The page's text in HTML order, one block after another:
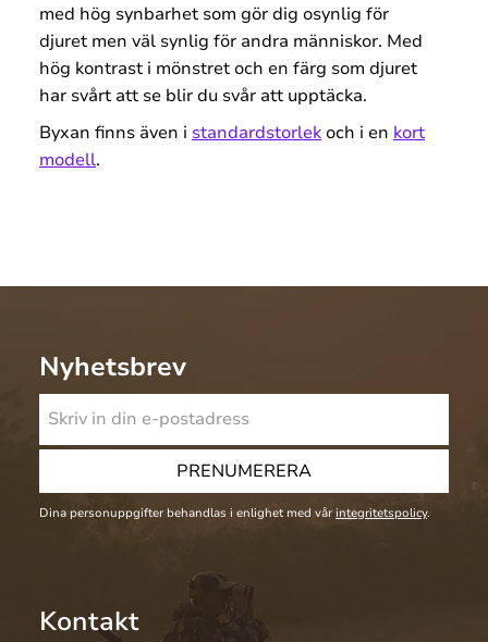
med hög synbarhet som gör dig osynlig för
djuret men väl synlig för andra människor. Med
hög kontrast i mönstret och en färg som djuret
har svårt att se blir du svår att upptäcka.
Byxan finns även i standardstorlekoch i en kort
modell.
Nyhetsbrev
PRENUMERERA
Dina personuppgifter behandlas i enlighet med vår integritetspolicy.
Kontakt